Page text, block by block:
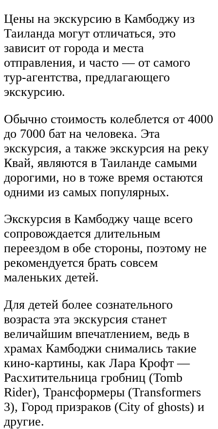
Цены на экскурсию в Камбоджу из
Таиланда могут отличаться, это
зависит от города и места
отправления, и часто — от самого
тур-агентства, предлагающего
экскурсию.
Обычно стоимость колеблется от 4000
до 7000 бат на человека. Эта
экскурсия, а также экскурсия на реку
Квай, являются в Таиланде самыми
дорогими, но в тоже время остаются
одними из самых популярных.
Экскурсия в Камбоджу чаще всего
сопровождается длительным
переездом в обе стороны, поэтому не
рекомендуется брать совсем
маленьких детей.
Для детей более сознательного
возраста эта экскурсия станет
величайшим впечатлением, ведь в
храмах Камбоджи снимались такие
кино-картины, как Лара Крофт —
Расхитительница гробниц (Tomb
Rider), Трансформеры (Transformers
3), Город призраков (City of ghosts) и
другие.